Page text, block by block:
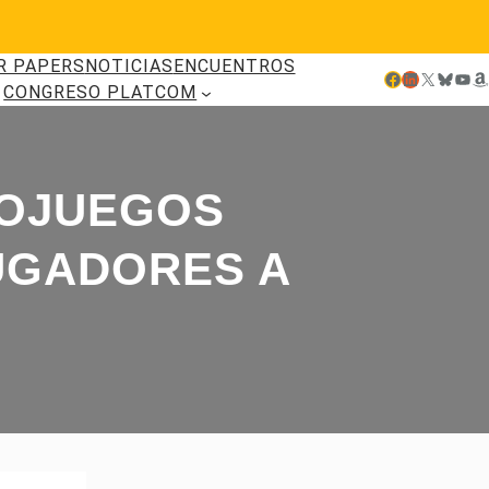
PAPERS NOTICIAS ENCUENTROS
CONGRESO PLATCOM
Facebook LinkedIn X Bluesky YouTube Amazon
A